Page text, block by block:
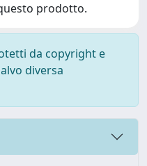
prodotto.
da copyright e
diversa